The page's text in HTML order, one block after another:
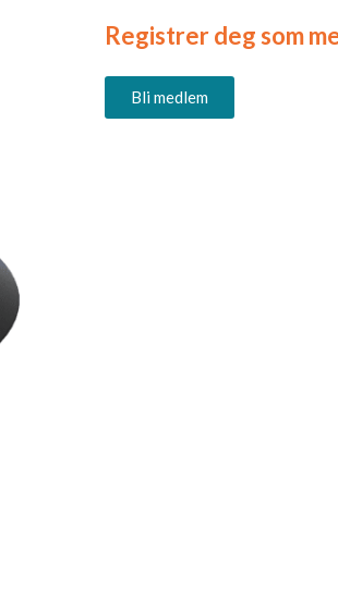
Registrer deg som
Bli medlem